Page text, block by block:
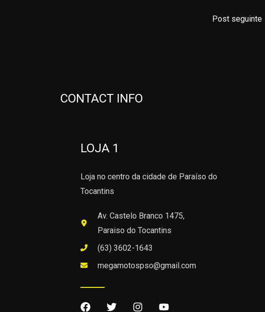
Post seguinte
CONTACT INFO
LOJA 1
Loja no centro da cidade de Paraíso do
Tocantins
Av. Castelo Branco 1475,
Paraiso do Tocantins
(63) 3602-1643
megamotospso@gmail.com